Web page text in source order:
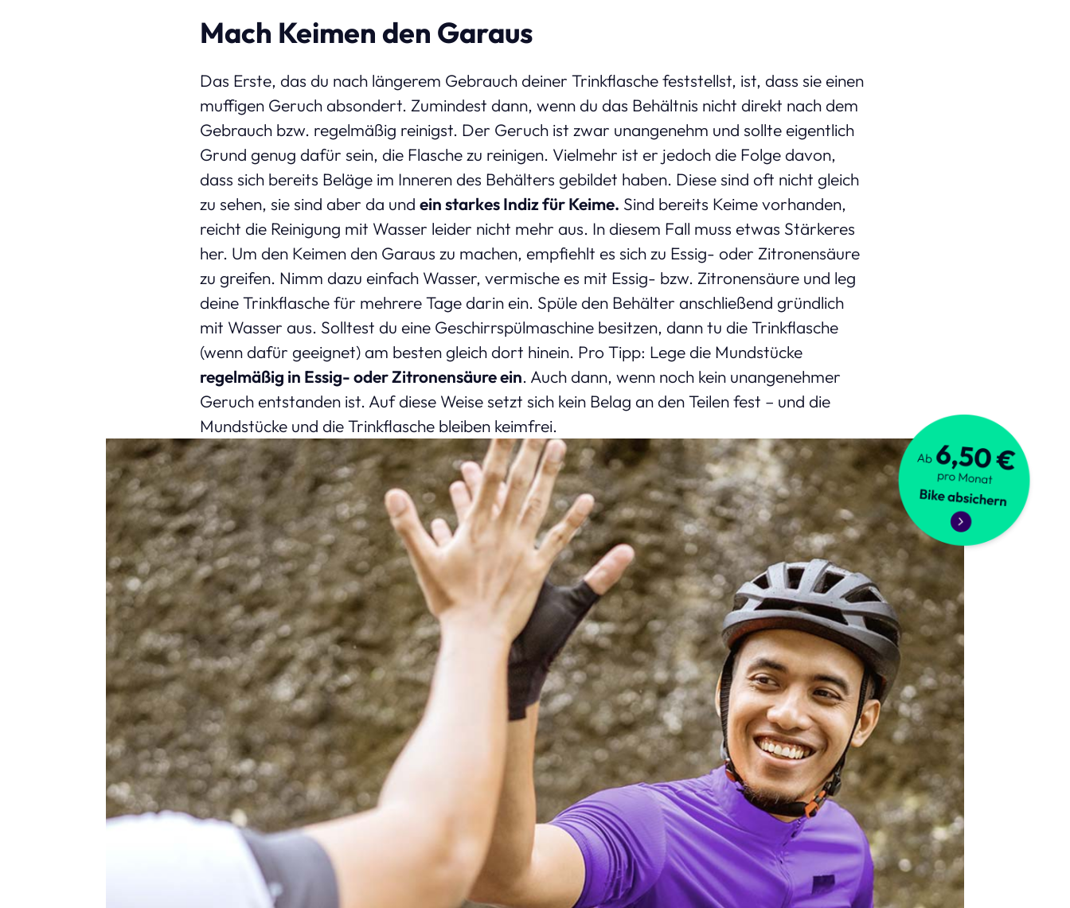
Mach Keimen den Garaus
Das Erste, das du nach längerem Gebrauch deiner Trinkflasche feststellst, ist, dass sie einen
muffigen Geruch absondert. Zumindest dann, wenn du das Behältnis nicht direkt nach dem
Gebrauch bzw. regelmäßig reinigst. Der Geruch ist zwar unangenehm und sollte eigentlich
Grund genug dafür sein, die Flasche zu reinigen. Vielmehr ist er jedoch die Folge davon,
dass sich bereits Beläge im Inneren des Behälters gebildet haben. Diese sind oft nicht gleich
zu sehen, sie sind aber da und ein starkes Indiz für Keime. Sind bereits Keime vorhanden,
reicht die Reinigung mit Wasser leider nicht mehr aus. In diesem Fall muss etwas Stärkeres
her. Um den Keimen den Garaus zu machen, empfiehlt es sich zu Essig- oder Zitronensäure
zu greifen. Nimm dazu einfach Wasser, vermische es mit Essig- bzw. Zitronensäure und leg
deine Trinkflasche für mehrere Tage darin ein. Spüle den Behälter anschließend gründlich
mit Wasser aus. Solltest du eine Geschirrspülmaschine besitzen, dann tu die Trinkflasche
(wenn dafür geeignet) am besten gleich dort hinein. Pro Tipp: Lege die Mundstücke
regelmäßig in Essig- oder Zitronensäure ein. Auch dann, wenn noch kein unangenehmer
Geruch entstanden ist. Auf diese Weise setzt sich kein Belag an den Teilen fest – und die
Mundstücke und die Trinkflasche bleiben keimfrei.